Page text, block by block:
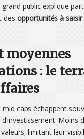
public explique
des opportunités à saisir
moyennes
: le
mid caps échappent
Moins
limitant leur